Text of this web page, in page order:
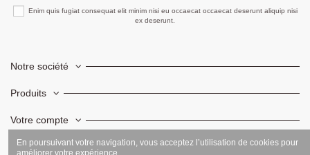
Enim quis fugiat consequat elit minim nisi eu occaecat occaecat deserunt aliquip nisi
ex deserunt.
Notre société
Produits
Votre compte
Informations
En poursuivant votre navigation, vous acceptez l’utilisation de cookies pour